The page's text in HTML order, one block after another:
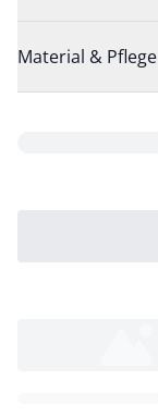
Material & Pflege